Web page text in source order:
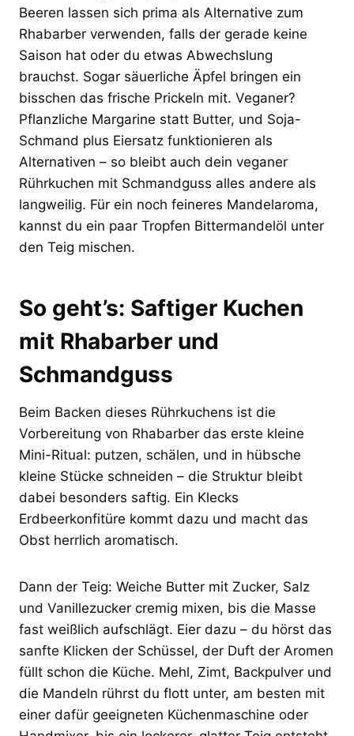
Beeren lassen sich prima als Alternative zum
Rhabarber verwenden, falls der gerade keine
Saison hat oder du etwas Abwechslung
brauchst. Sogar säuerliche Äpfel bringen ein
bisschen das frische Prickeln mit. Veganer?
Pflanzliche Margarine statt Butter, und Soja-
Schmand plus Eiersatz funktionieren als
Alternativen – so bleibt auch dein veganer
Rührkuchen mit Schmandguss alles andere als
langweilig. Für ein noch feineres Mandelaroma,
kannst du ein paar Tropfen Bittermandelöl unter
den Teig mischen.
So geht’s: Saftiger Kuchen
mit Rhabarber und
Schmandguss
Beim Backen dieses Rührkuchens ist die
Vorbereitung von Rhabarber das erste kleine
Mini-Ritual: putzen, schälen, und in hübsche
kleine Stücke schneiden – die Struktur bleibt
dabei besonders saftig. Ein Klecks
Erdbeerkonfitüre kommt dazu und macht das
Obst herrlich aromatisch.
Dann der Teig: Weiche Butter mit Zucker, Salz
und Vanillezucker cremig mixen, bis die Masse
fast weißlich aufschlägt. Eier dazu – du hörst das
sanfte Klicken der Schüssel, der Duft der Aromen
füllt schon die Küche. Mehl, Zimt, Backpulver und
die Mandeln rührst du flott unter, am besten mit
einer dafür geeigneten Küchenmaschine oder